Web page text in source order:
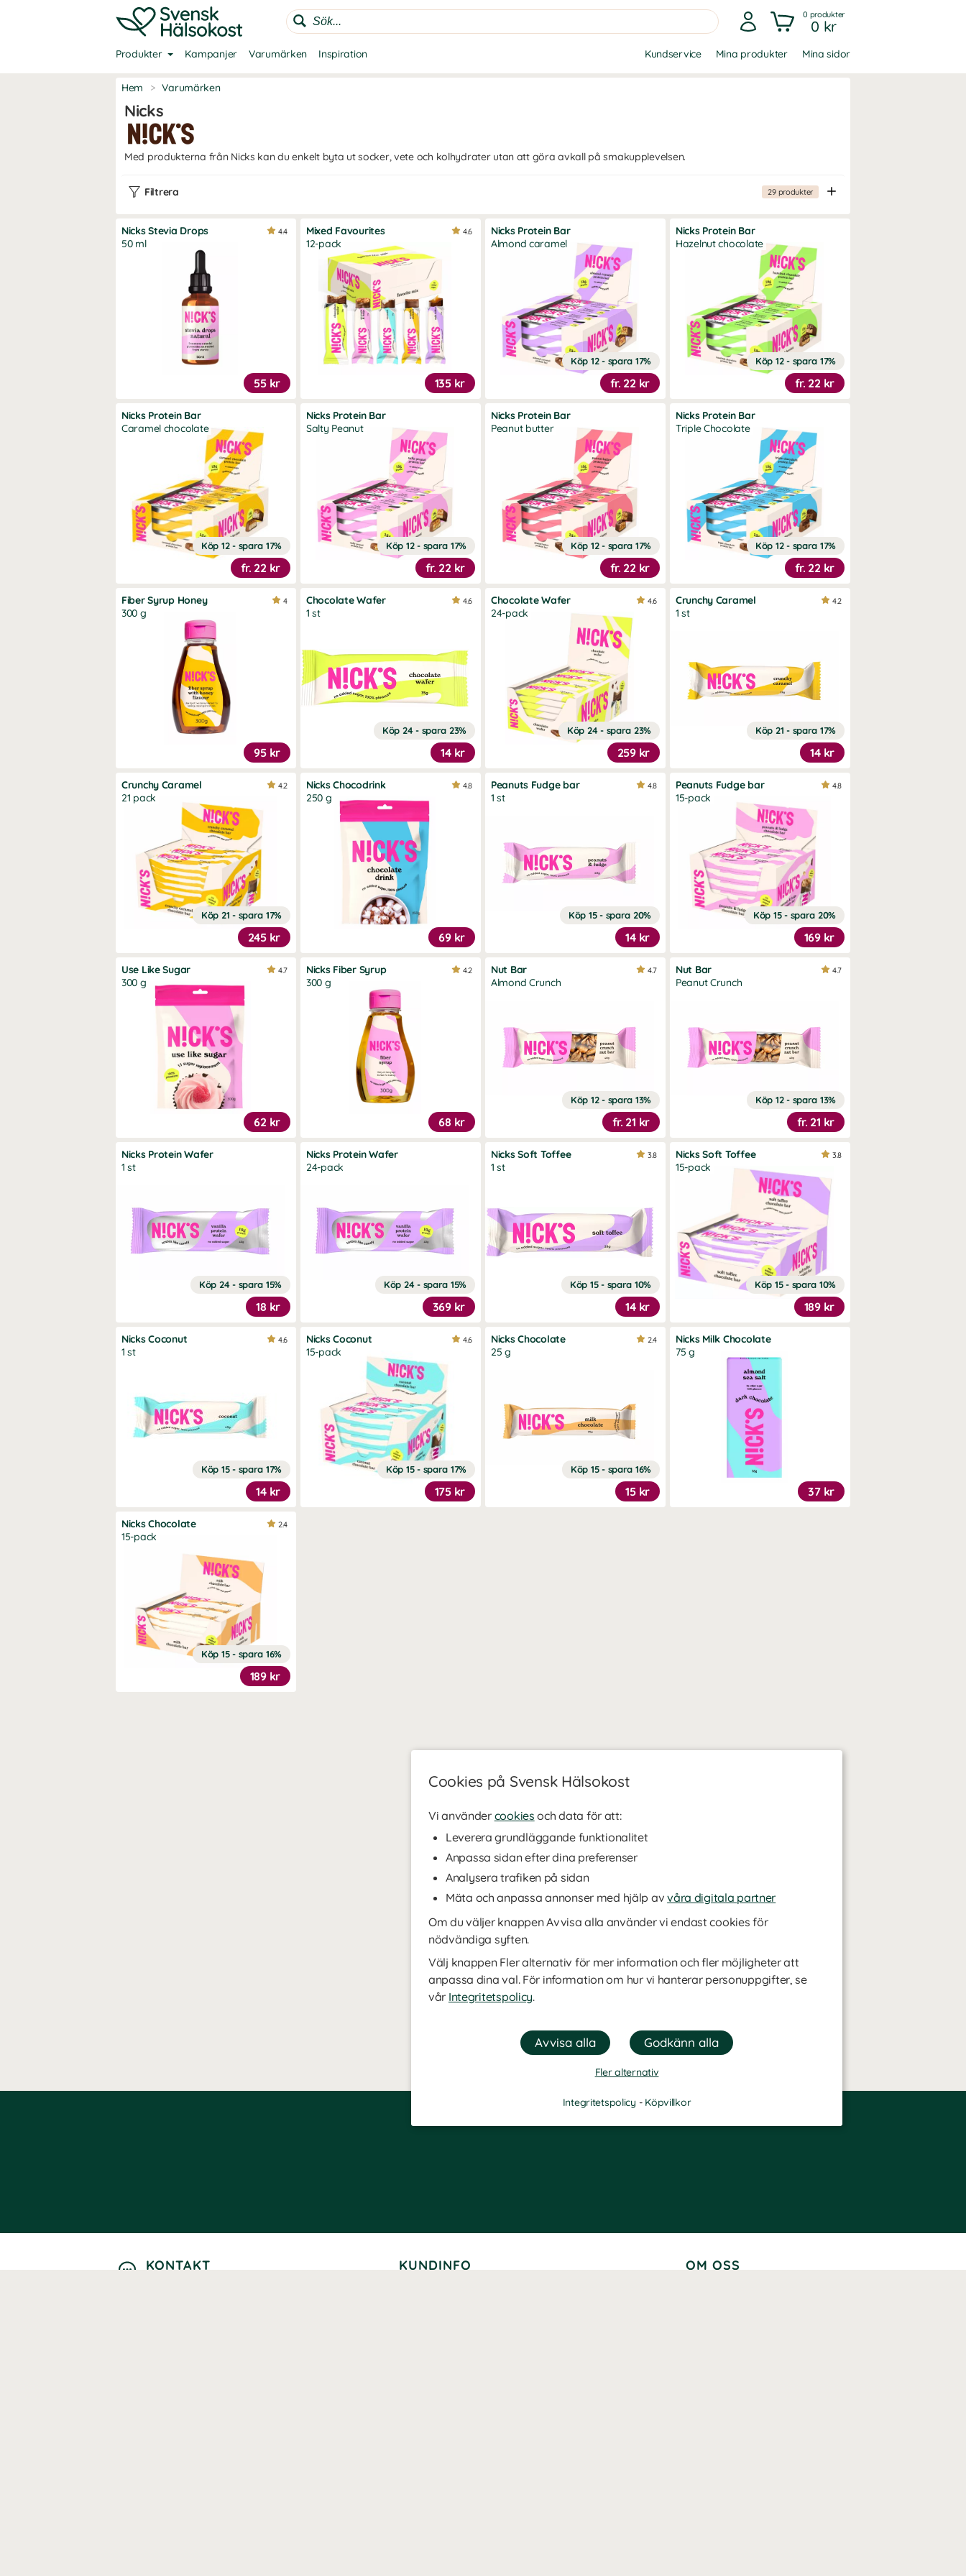
Cookies på Svensk Hälsokost
Vi använder cookies och data för att:
Leverera grundläggande funktionalitet
Anpassa sidan efter dina preferenser
Analysera trafiken på sidan
Mäta och anpassa annonser med hjälp avvåra digitala partner
Om du väljer knappen Avvisa alla använder vi endast cookies för
nödvändiga syften.
Välj knappen Fler alternativ för mer information och fler möjligheter att
anpassa dina val. För information om hur vi hanterar personuppgifter, se
vår Integritetspolicy.
Fler alternativ
Integritetspolicy - Köpvillkor
0 produkter
0 kr
Produkter Kampanjer Varumärken Inspiration Kundservice Mina produkter Mina sidor
Hem > Varumärken
Nicks
Med produkterna från Nicks kan du enkelt byta ut socker, vete och kolhydrater utan att göra avkall på smakupplevelsen.
Filtrera 29produkter
Nicks Stevia Drops
50 ml
55 kr
4.4
Mixed Favourites
12-pack
135 kr
4.6
Nicks Protein Bar
Almond caramel
Köp 12 - spara 17%
fr. 22 kr
Nicks Protein Bar
Hazelnut chocolate
Köp 12 - spara 17%
fr. 22 kr
Nicks Protein Bar
Caramel chocolate
Köp 12 - spara 17%
fr. 22 kr
Nicks Protein Bar
Salty Peanut
Köp 12 - spara 17%
fr. 22 kr
Nicks Protein Bar
Peanut butter
Köp 12 - spara 17%
fr. 22 kr
Nicks Protein Bar
Triple Chocolate
Köp 12 - spara 17%
fr. 22 kr
Fiber Syrup Honey
300 g
95 kr
4
Chocolate Wafer
1 st
Köp 24 - spara 23%
14 kr
4.6
Chocolate Wafer
24-pack
Köp 24 - spara 23%
259 kr
4.6
Crunchy Caramel
1 st
Köp 21 - spara 17%
14 kr
4.2
Crunchy Caramel
21 pack
Köp 21 - spara 17%
245 kr
4.2
Nicks Chocodrink
250 g
69 kr
4.8
Peanuts Fudge bar
1 st
Köp 15 - spara 20%
14 kr
4.8
Peanuts Fudge bar
15-pack
Köp 15 - spara 20%
169 kr
4.8
Use Like Sugar
300 g
62 kr
4.7
Nicks Fiber Syrup
300 g
68 kr
4.2
Nut Bar
Almond Crunch
Köp 12 - spara 13%
fr. 21 kr
4.7
Nut Bar
Peanut Crunch
Köp 12 - spara 13%
fr. 21 kr
4.7
Nicks Protein Wafer
1 st
Köp 24 - spara 15%
18 kr
Nicks Protein Wafer
24-pack
Köp 24 - spara 15%
369 kr
Nicks Soft Toffee
1 st
Köp 15 - spara 10%
14 kr
3.8
Nicks Soft Toffee
15-pack
Köp 15 - spara 10%
189 kr
3.8
Nicks Coconut
1 st
Köp 15 - spara 17%
14 kr
4.6
Nicks Coconut
15-pack
Köp 15 - spara 17%
175 kr
4.6
Nicks Chocolate
25 g
Köp 15 - spara 16%
15 kr
2.4
Nicks Milk Chocolate
75 g
37 kr
Nicks Chocolate
15-pack
Köp 15 - spara 16%
189 kr
2.4
KONTAKT KUNDINFO OM OSS